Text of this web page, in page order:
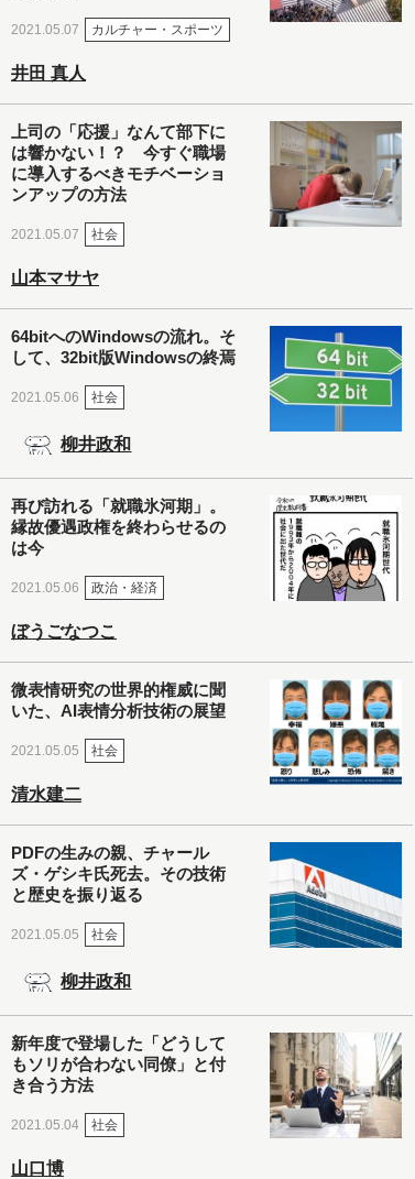
2021.05.07 カルチャー・スポーツ
井田 真人
上司の「応援」なんて部下に
は響かない！？ 今すぐ職場
に導入するべきモチベーショ
ンアップの方法
2021.05.07 社会
山本マサヤ
64bitへのWindowsの流れ。そ
して、32bit版Windowsの終焉
2021.05.06 社会
柳井政和
再び訪れる「就職氷河期」。
縁故優遇政権を終わらせるの
は今
2021.05.06 政治・経済
ぼうごなつこ
微表情研究の世界的権威に聞
いた、AI表情分析技術の展望
2021.05.05 社会
清水建二
PDFの生みの親、チャール
ズ・ゲシキ氏死去。その技術
と歴史を振り返る
2021.05.05 社会
柳井政和
新年度で登場した「どうして
もソリが合わない同僚」と付
き合う方法
2021.05.04 社会
山口博